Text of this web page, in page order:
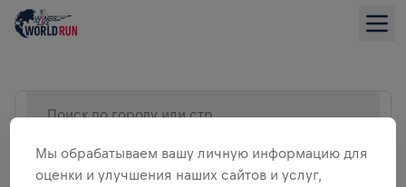
Поиск по городу или стране
Мы обрабатываем вашу личную информацию для
оценки и улучшения наших сайтов и услуг,